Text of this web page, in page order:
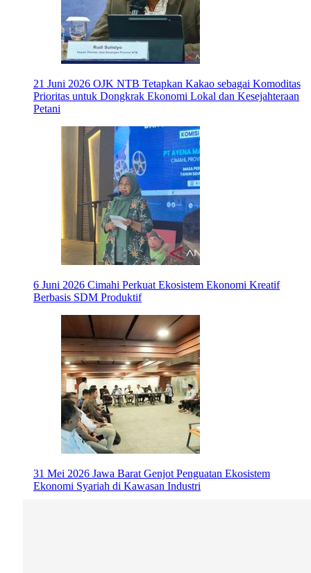
21 Juni 2026 OJK NTB Tetapkan Kakao sebagai Komoditas
Prioritas untuk Dongkrak Ekonomi Lokal dan Kesejahteraan
Petani
6 Juni 2026 Cimahi Perkuat Ekosistem Ekonomi Kreatif
Berbasis SDM Produktif
31 Mei 2026 Jawa Barat Genjot Penguatan Ekosistem
Ekonomi Syariah di Kawasan Industri